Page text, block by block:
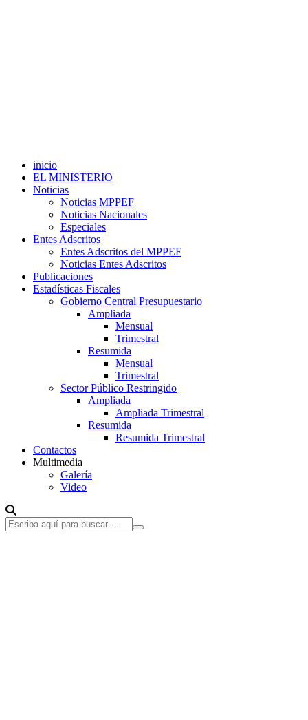
inicio
EL MINISTERIO
Noticias
Noticias MPPEF
Noticias Nacionales
Especiales
Entes Adscritos
Entes Adscritos del MPPEF
Noticias Entes Adscritos
Publicaciones
Estadísticas Fiscales
Gobierno Central Presupuestario
Ampliada
Mensual
Trimestral
Resumida
Mensual
Trimestral
Sector Público Restringido
Ampliada
Ampliada Trimestral
Resumida
Resumida Trimestral
Contactos
Multimedia
Galería
Video